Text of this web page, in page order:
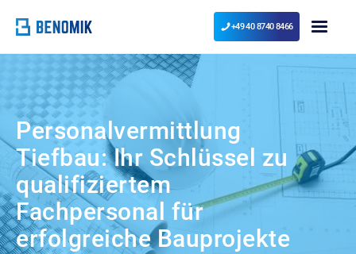
+49 40 8740 8466
Personalvermittlung
Tiefbau: Ihr Schlüssel zu
qualifiziertem
Fachpersonal für
erfolgreiche Bauprojekte